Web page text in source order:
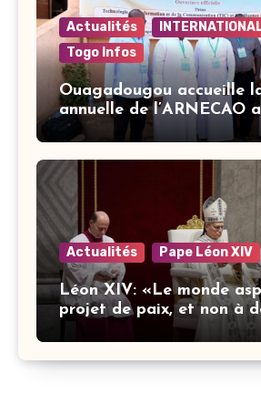
Actualités
Togo Infos
Ouagadougou accueille
annuelle de l’ARNECAO
défis de l’intelligence
Actualités Pape Léon XIV
Léon XIV: «Le monde
projet de paix, et non à
stratégies armées»